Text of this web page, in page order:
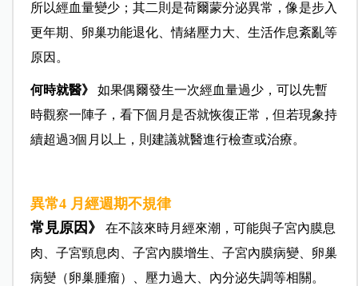
所以經血量變少；其二則是荷爾蒙分泌異常，像是步入
更年期、卵巢功能退化、情緒壓力大、生活作息紊亂等
原因。
何時就醫》 如果偶爾發生一次經血量過少，可以先暫
時觀察一陣子，看下個月是否就恢復正常，但若現象持
續超過3個月以上，則建議就醫進行檢查或治療。
異常4 月經週期不規律
常見原因》
在不該來時月經來潮，可能與子宮內膜息
肉、子宮頸息肉、子宮內膜增生、子宮內膜病變、卵巢
病變（卵巢腫瘤）、壓力過大、內分泌失調等相關。